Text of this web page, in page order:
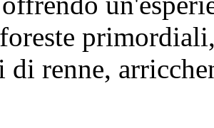
di renne,